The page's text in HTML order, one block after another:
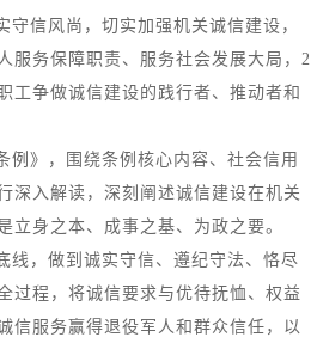
信风尚，切实加强机关诚信建设，
服务保障职责、服务社会发展大局，2
工争做诚信建设的践行者、推动者和
》，围绕条例核心内容、社会信用
深入解读，深刻阐述诚信建设在机关
身之本、成事之基、为政之要。
线，做到诚实守信、遵纪守法、恪尽
过程，将诚信要求与优待抚恤、权益
信服务赢得退役军人和群众信任，以